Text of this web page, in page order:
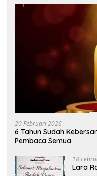
20 Februari 2026
6 Tahun Sudah
Pembaca Semua
18
Lara